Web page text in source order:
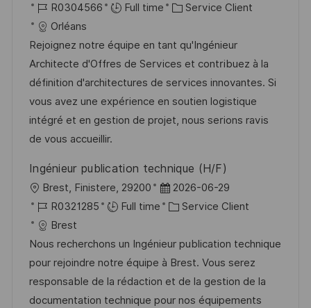
s
t
e
o
c
a
l
i
s
a
t
o
n
a
e
d
’
a
f
c
h
a
e
R
é
f
é
r
e
n
c
d
u
p
o
s
t
e
R0304566 Full time
C
t
é
g
o
r
Service Client
Orléans
Rejoignez notre équipe en tant qu'Ingénieur
Architecte d'Offres de Services et contribuez à la
définition d'architectures de services innovantes. Si
vous avez une expérience en soutien logistique
intégré et en gestion de projet, nous serions ravis
de vous accueillir.
Ingénieur publication technique (H/F)
o
c
a
l
i
s
Brest, Finistere, 29200
D
a
e
d
’
a
2026-06-29
R
é
f
é
r
e
R0321285 Full time
C
t
é
g
o
Service Client
Brest
Nous recherchons un Ingénieur publication technique
pour rejoindre notre équipe à Brest. Vous serez
responsable de la rédaction et de la gestion de la
documentation technique pour nos équipements